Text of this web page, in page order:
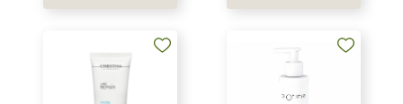
Показать еще